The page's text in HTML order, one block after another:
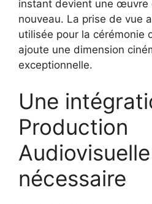
instant devient une œuvre
nouveau. La prise de vue
utilisée pour la cérémonie
ajoute une dimension
exceptionnelle.
Une
Production
nécessaire